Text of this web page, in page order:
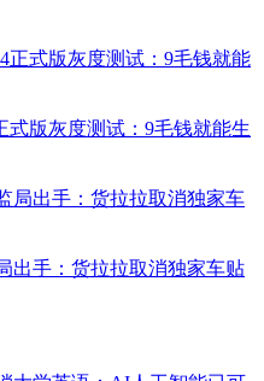
式版灰度测试：9毛钱就能生
出手：货拉拉取消独家车贴